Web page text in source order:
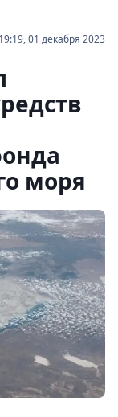
19:19, 01 декабря 2023
моря